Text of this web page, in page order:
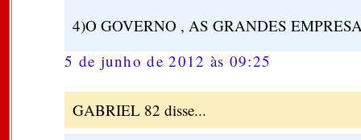
4)O GOVERNO , AS GRANDES
5 de junho de 2012 às 09:25
GABRIEL 82 disse...